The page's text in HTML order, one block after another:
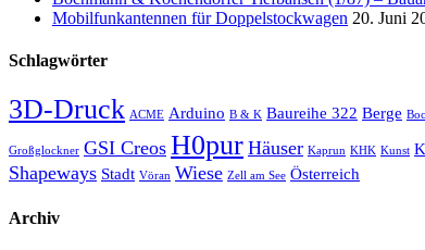
Mobilfunkantennen für Doppelstockwagen 20. Juni
Schlagwörter
3D-Druck ACME Arduino B & K Baureihe 322 Berge
Großglockner GSI Creos H0pur Häuser Kaprun KHK Kunst
Shapeways Stadt Vöran Wiese Zell am See Österreich
Archiv